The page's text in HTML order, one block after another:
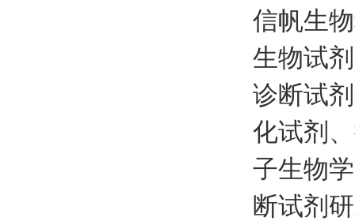
信帆生
生物试
诊断试
化试剂
子生物
断试剂